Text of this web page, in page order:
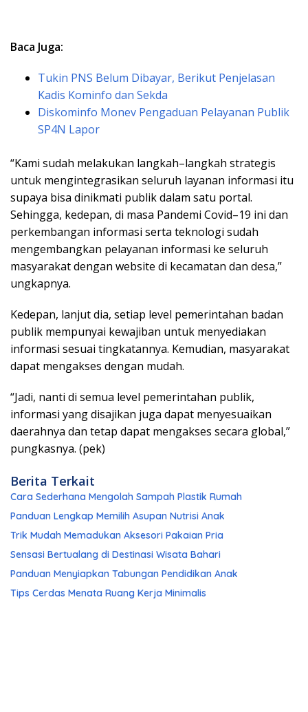
Baca Juga:
Tukin PNS Belum Dibayar, Berikut Penjelasan
Kadis Kominfo dan Sekda
Diskominfo Monev Pengaduan Pelayanan Publik
SP4N Lapor
“Kami sudah melakukan langkah–langkah strategis
untuk mengintegrasikan seluruh layanan informasi itu
supaya bisa dinikmati publik dalam satu portal.
Sehingga, kedepan, di masa Pandemi Covid–19 ini dan
perkembangan informasi serta teknologi sudah
mengembangkan pelayanan informasi ke seluruh
masyarakat dengan website di kecamatan dan desa,”
ungkapnya.
Kedepan, lanjut dia, setiap level pemerintahan badan
publik mempunyai kewajiban untuk menyediakan
informasi sesuai tingkatannya. Kemudian, masyarakat
dapat mengakses dengan mudah.
“Jadi, nanti di semua level pemerintahan publik,
informasi yang disajikan juga dapat menyesuaikan
daerahnya dan tetap dapat mengakses secara global,”
pungkasnya. (pek)
Berita Terkait
Cara Sederhana Mengolah Sampah Plastik Rumah
Panduan Lengkap Memilih Asupan Nutrisi Anak
Trik Mudah Memadukan Aksesori Pakaian Pria
Sensasi Bertualang di Destinasi Wisata Bahari
Panduan Menyiapkan Tabungan Pendidikan Anak
Tips Cerdas Menata Ruang Kerja Minimalis